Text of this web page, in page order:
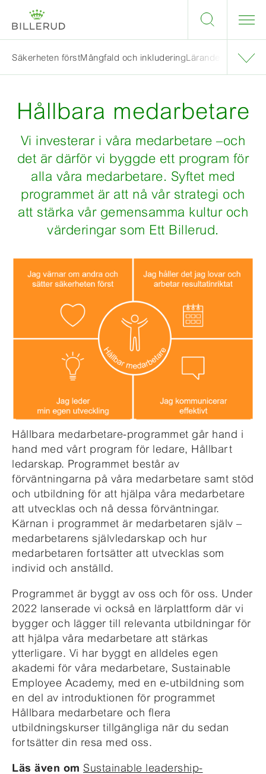
Säkerheten förstMångfald och inkluderingLärande och
Hållbara medarbetare
Vi investerar i våra medarbetare–och
det är därför vi byggde ett program för
alla våra medarbetare. Syftet med
programmet är att nå vår strategi och
att stärka vår gemensamma kultur och
värderingar som Ett Billerud.
Hållbara medarbetare-programmet går hand i
hand med vårt program för ledare, Hållbart
ledarskap. Programmet består av
förväntningarna på våra medarbetare samt stöd
och utbildning för att hjälpa våra medarbetare
att utvecklas och nå dessa förväntningar.
Kärnan i programmet är medarbetaren själv –
medarbetarens självledarskap och hur
medarbetaren fortsätter att utvecklas som
individ och anställd.
Programmet är byggt av oss och för oss. Under
2022 lanserade vi också en lärplattform där vi
bygger och lägger till relevanta utbildningar för
att hjälpa våra medarbetare att stärkas
ytterligare. Vi har byggt en alldeles egen
akademi för våra medarbetare, Sustainable
Employee Academy, med en e-utbildning som
en del av introduktionen för programmet
Hållbara medarbetare och flera
utbildningskurser tillgängliga när du sedan
fortsätter din resa med oss.
Läs även om Sustainable leadership-